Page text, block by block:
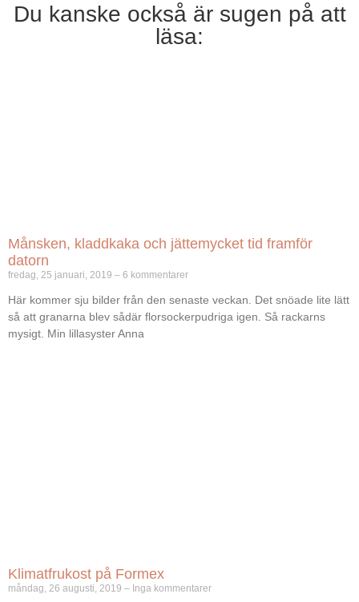
Du kanske också är sugen på att
läsa:
Månsken, kladdkaka och jättemycket tid framför
datorn
fredag, 25 januari, 2019 6 kommentarer
Här kommer sju bilder från den senaste veckan. Det snöade lite lätt
så att granarna blev sådär florsockerpudriga igen. Så rackarns
mysigt. Min lillasyster Anna
Klimatfrukost på Formex
måndag, 26 augusti, 2019 Inga kommentarer